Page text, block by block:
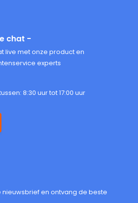
chat -
live met onze product en
experts
8:30 uur tot 17:00 uur
nieuwsbrief en ontvang de beste